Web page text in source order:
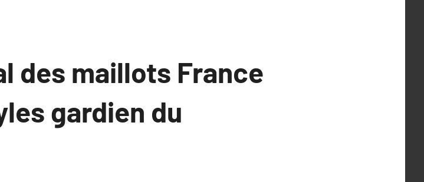
des maillots France
gardien du